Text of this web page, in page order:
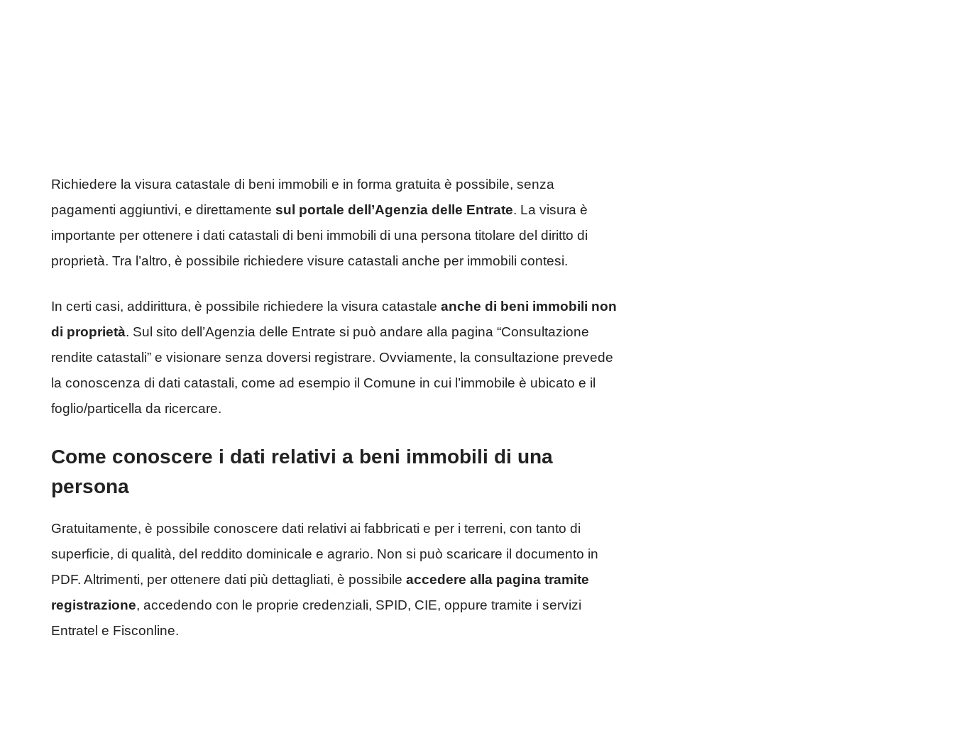
Richiedere la visura catastale di beni immobili e in forma gratuita è possibile, senza
pagamenti aggiuntivi, e direttamente sul portale dell’Agenzia delle Entrate. La visura è
importante per ottenere i dati catastali di beni immobili di una persona titolare del diritto di
proprietà. Tra l’altro, è possibile richiedere visure catastali anche per immobili contesi.
In certi casi, addirittura, è possibile richiedere la visura catastale anche di beni immobili non
di proprietà. Sul sito dell’Agenzia delle Entrate si può andare alla pagina “Consultazione
rendite catastali” e visionare senza doversi registrare. Ovviamente, la consultazione prevede
la conoscenza di dati catastali, come ad esempio il Comune in cui l’immobile è ubicato e il
foglio/particella da ricercare.
Come conoscere i dati relativi a beni immobili di una
persona
Gratuitamente, è possibile conoscere dati relativi ai fabbricati e per i terreni, con tanto di
superficie, di qualità, del reddito dominicale e agrario. Non si può scaricare il documento in
PDF. Altrimenti, per ottenere dati più dettagliati, è possibile accedere alla pagina tramite
registrazione, accedendo con le proprie credenziali, SPID, CIE, oppure tramite i servizi
Entratel e Fisconline.